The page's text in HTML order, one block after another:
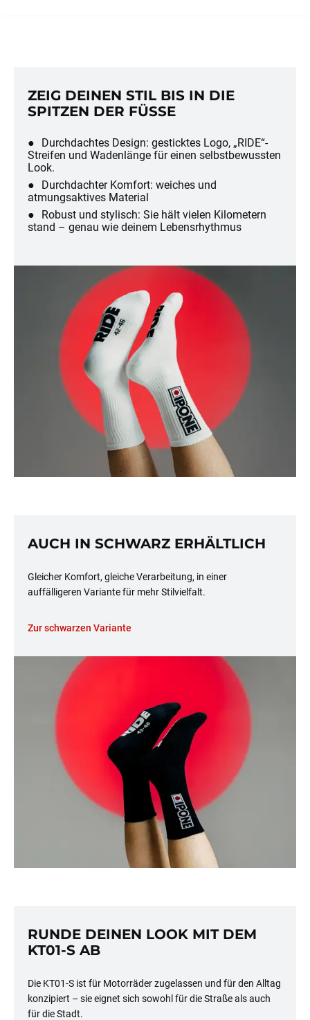
ZEIG DEINEN STIL BIS IN DIE
SPITZEN DER FÜSSE
Durchdachtes Design: gesticktes Logo, „RIDE“-
Streifen und Wadenlänge für einen selbstbewussten
Look.
Durchdachter Komfort: weiches und
atmungsaktives Material
Robust und stylisch: Sie hält vielen Kilometern
stand – genau wie deinem Lebensrhythmus
AUCH IN SCHWARZ ERHÄLTLICH
Gleicher Komfort, gleiche Verarbeitung, in einer
auffälligeren Variante für mehr Stilvielfalt.
Zur schwarzen Variante
RUNDE DEINEN LOOK MIT DEM
KT01-S AB
Die KT01-S ist für Motorräder zugelassen und für den Alltag
konzipiert – sie eignet sich sowohl für die Straße als auch
für die Stadt.